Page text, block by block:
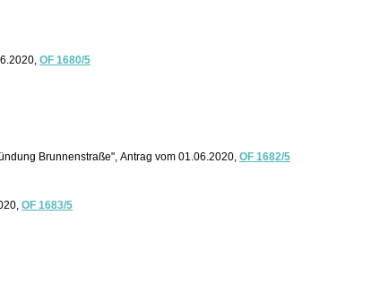
OF 1680/5
Brunnenstraße", Antrag vom 01.06.2020, OF 1682/5
OF 1683/5